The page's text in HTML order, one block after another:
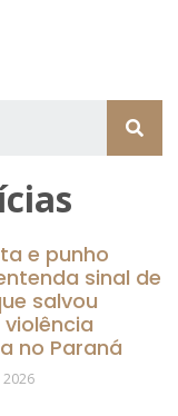
e punho
sinal de
salvou
no Paraná